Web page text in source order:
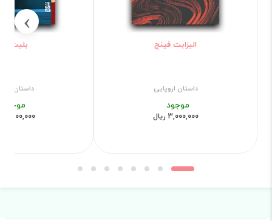
الیزابت فینچ
داستان اروپایی
موجود
3,000,000 ریال
بلیت
داستان
موجود
3,500,000 ریال
›